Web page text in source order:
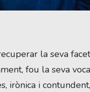
la seva
fou la seva
irònica i